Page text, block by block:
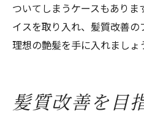
ついてしまうケースもありま
イスを取り入れ、髪質改善の
理想の艶髪を手に入れましょ
髪質改善を目